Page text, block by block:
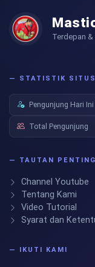
Terdepan &
— STATISTIK SITUS
Pengunjung Hari Ini
Total Pengunjung
— TAUTAN PENTING
Channel Youtube
Tentang Kami
Video Tutorial
Syarat dan
— IKUTI KAMI